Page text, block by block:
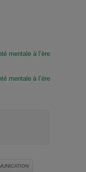
mentale à l’ère
mentale à l’ère